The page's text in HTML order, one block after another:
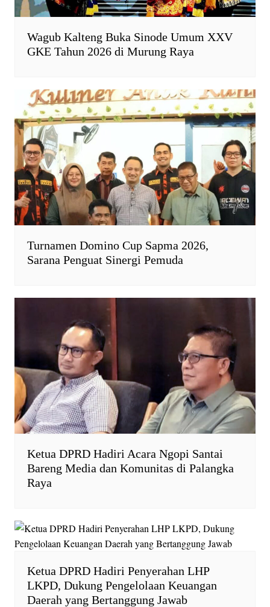
Wagub Kalteng Buka Sinode Umum XXV
GKE Tahun 2026 di Murung Raya
Turnamen Domino Cup Sapma 2026,
Sarana Penguat Sinergi Pemuda
Ketua DPRD Hadiri Acara Ngopi Santai
Bareng Media dan Komunitas di Palangka
Raya
Ketua DPRD Hadiri Penyerahan LHP
LKPD, Dukung Pengelolaan Keuangan
Daerah yang Bertanggung Jawab